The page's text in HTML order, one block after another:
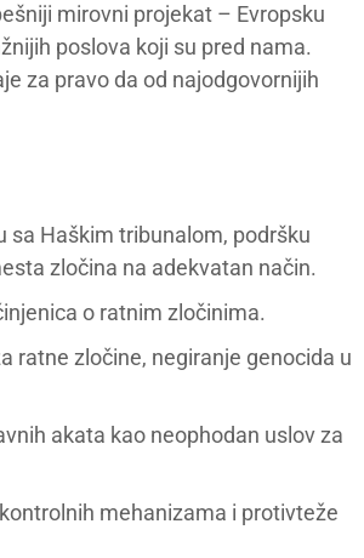
mirovni projekat – Evropsku
poslova koji su pred nama.
za pravo da od najodgovornijih
sa Haškim tribunalom, podršku
zločina na adekvatan način.
o ratnim zločinima.
ratne zločine, negiranje genocida u
akata kao neophodan uslov za
mehanizama i protivteže